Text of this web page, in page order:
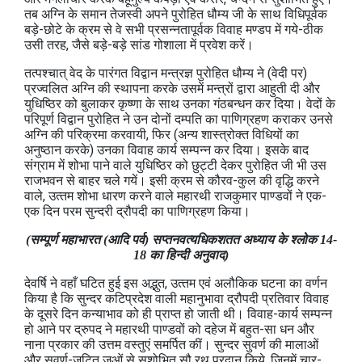
तब अग्नि के समान तेजस्‍वी अपने पुरोहित धौम्‍य जी के साथ विधिपूर्वक
बड़े-छोटे के क्रम से वे सभी प्रसन्‍नतापूर्वक विवाह मण्‍डप में गये-ठीक
उसी तरह, जैसे बड़े-बड़े सांड गोशाला में प्रवेश करें।
तत्‍पश्चात् वेद के पारंगत विद्वान मन्‍त्रज्ञ पुरोहित धौम्‍य ने (वेदी पर)
प्रज्‍वलित अग्नि की स्‍थापना करके उसमें मन्‍त्रों द्वारा आहुती दी और
युधिष्ठिर को बुलाकर कृष्‍णा के साथ उनका गंठबन्‍धन कर दिया। वेदों के
परिपूर्ण विद्वान पुरोहित ने उन दोनों दम्‍पति का पाणिग्रहण कराकर उनसे
अग्नि की परिक्रमा करवायी, फिर (अन्‍य शास्‍त्रोक्‍त विधियों का
अनुष्‍ठान करके) उनका विवाह कार्य सम्‍पन्‍न कर दिया। इसके बाद
संग्राम में शोभा पाने वाले युधिष्ठिर को छुट्टी देकर पुरोहित जी भी उस
राजभवन से बाहर चले गयें। इसी क्रम से कौरव-कुल की वृद्धि करने
वाले, उत्‍तम शोभा धारण करने वाले महारथी राजकुमार पाण्‍डवों ने एक-
एक दिन परम सुन्‍दरी द्रौपदी का पाणिग्रहण किया।
(सम्पूर्ण महाभारत (आदि पर्व) सप्‍तनवत्‍यधिकशतत अध्‍याय के श्लोक 14-
18 का हिन्दी अनुवाद)
देवर्षि ने वहाँ घटित हुई इस अद्भुत, उत्‍तम एवं अलौकिक घटना का वर्णन
किया है कि सुन्‍दर कटिप्रदेश वाली महानुभावा द्रौपदी प्रतिवार विवाह
के दूसरे दिन कन्‍याभाव को ही प्राप्‍त हो जाती थी। विवाह-कार्य सम्‍पन्‍न
हो आने पर द्रुपद ने महारथी पाण्‍डवों को दहेज में बहुत-सा धन और
नाना प्रकार की उत्तम वस्‍तुएं समर्पित कीं। सुन्‍दर सुवर्ण की मालाओं